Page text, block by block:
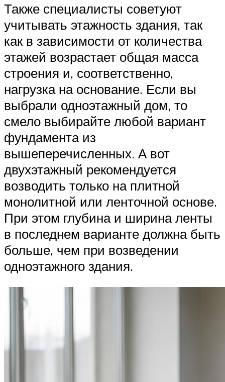
Также специалисты советуют
учитывать этажность здания, так
как в зависимости от количества
этажей возрастает общая масса
строения и, соответственно,
нагрузка на основание. Если вы
выбрали одноэтажный дом, то
смело выбирайте любой вариант
фундамента из
вышеперечисленных. А вот
двухэтажный рекомендуется
возводить только на плитной
монолитной или ленточной основе.
При этом глубина и ширина ленты
в последнем варианте должна быть
больше, чем при возведении
одноэтажного здания.